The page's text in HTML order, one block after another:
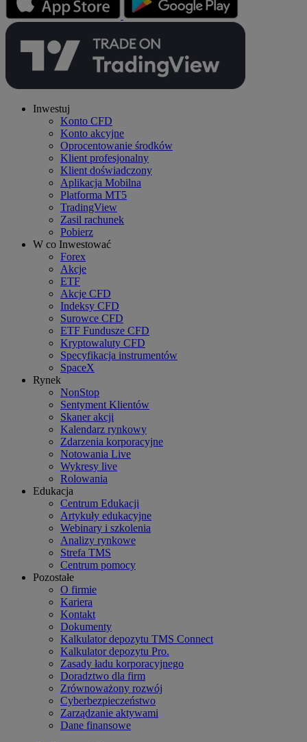
Inwestuj
Konto CFD
Konto akcyjne
Oprocentowanie środków
Klient profesjonalny
Klient doświadczony
Aplikacja Mobilna
Platforma MT5
TradingView
Zasil rachunek
Pobierz
W co Inwestować
Forex
Akcje
ETF
Akcje CFD
Indeksy CFD
Surowce CFD
ETF Fundusze CFD
Kryptowaluty CFD
Specyfikacja instrumentów
SpaceX
Rynek
NonStop
Sentyment Klientów
Skaner akcji
Kalendarz rynkowy
Zdarzenia korporacyjne
Notowania Live
Wykresy live
Rolowania
Edukacja
Centrum Edukacji
Artykuły edukacyjne
Webinary i szkolenia
Analizy rynkowe
Strefa TMS
Centrum pomocy
Pozostałe
O firmie
Kariera
Kontakt
Dokumenty
Kalkulator depozytu TMS Connect
Kalkulator depozytu Pro.
Zasady ładu korporacyjnego
Doradztwo dla firm
Zrównoważony rozwój
Cyberbezpieczeństwo
Zarządzanie aktywami
Dane finansowe